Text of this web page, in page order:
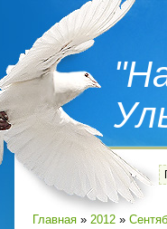
Главная » 2012 »